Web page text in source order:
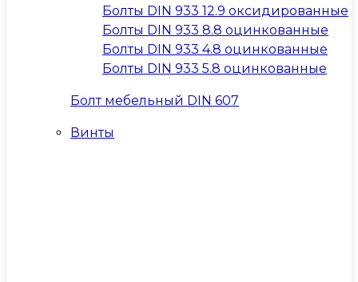
Болты DIN 933 12.9 оксидированные
Болты DIN 933 8.8 оцинкованные
Болты DIN 933 4.8 оцинкованные
Болты DIN 933 5.8 оцинкованные
Болт мебельный DIN 607
Винты